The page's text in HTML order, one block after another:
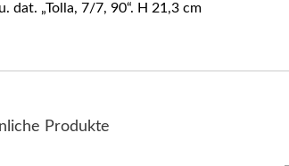
dat. „Tolla, 7/7, 90“. H 21,3 cm
Produkte